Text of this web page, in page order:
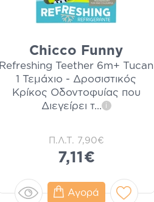
Chicco Funny
Refreshing Teether 6m+ Tucan
1 Τεμάχιο - Δροσιστικός
Κρίκος Οδοντοφυίας που
Διεγείρει τ... i
Π.Λ.Τ. 7,90€
7,11€
Αγορά